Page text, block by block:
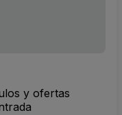
y ofertas